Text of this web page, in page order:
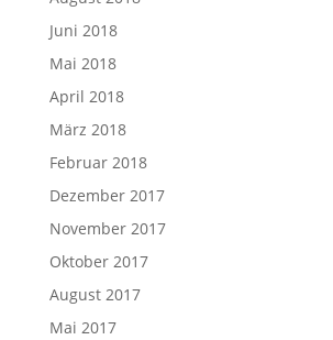
Juni 2018
Mai 2018
April 2018
März 2018
Februar 2018
Dezember 2017
November 2017
Oktober 2017
August 2017
Mai 2017